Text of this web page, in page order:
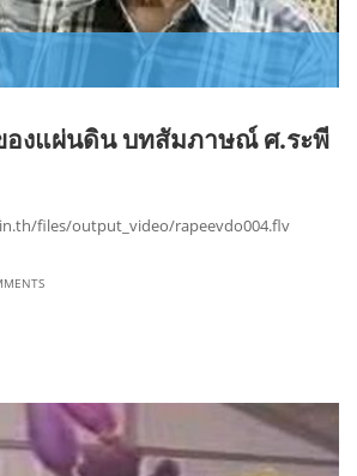
องแผ่นดิน บทสัมภาษณ์ ศ.ระพี
files/output_video/rapeevdo004.flv